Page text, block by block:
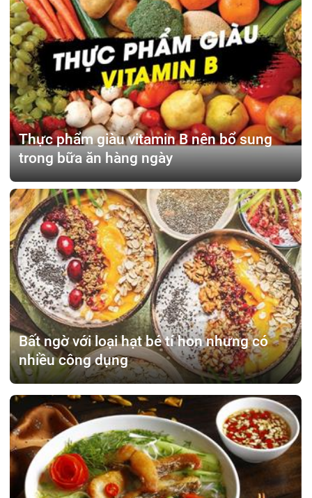
Thực phẩm giàu vitamin B nên bổ sung
trong bữa ăn hàng ngày
Bất ngờ với loại hạt bé tí hon nhưng có
nhiều công dụng